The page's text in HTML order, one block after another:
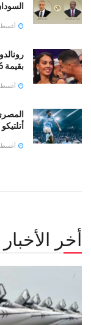
أغسطس 9,
بقيمة 6 مليون يورو
أغسطس 9,
أغسطس 9,
أخر الأخبار